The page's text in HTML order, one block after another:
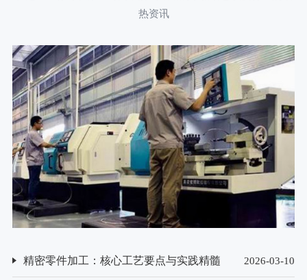
热资讯
精密零件加工：核心工艺要点与实践精髓 2026-03-10